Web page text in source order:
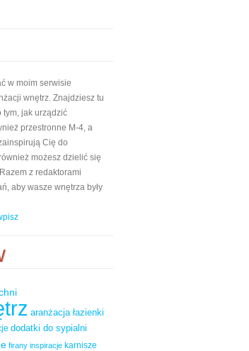
w moim serwisie
wnętrz. Znajdziesz tu
tym, jak urządzić
przestronne M-4, a
Cię do
możesz dzielić się
z redaktorami
aby wasze wnętrza były
aranżacja łazienki
dodatki do sypialni
firany inspiracje karnisze